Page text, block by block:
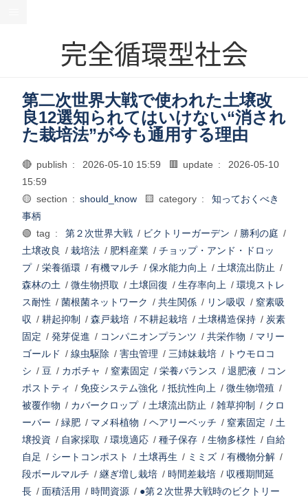
完全循環型社会
第二次世界大戦で使われた土壌改
良12選知られてはいけない“消され
た栽培法”が今も通用する理由
🔴 publish : 2026-05-10 15:59 🟥 update :
2026-05-10
15:59
🟡 section : should_know 🟨 category :
知っておくべき
事柄
🟢 tag :
第２次世界大戦 / ビクトリーガーデン / 勝利の庭 /
土壌改良 / 栽培法 / 肥料産業 / チョップ・アンド・ドロッ
プ/ 栄養循環 / 有機マルチ / 保水能力向上 / 土壌流出防止 /
森林の土 / 微生物摂取 / 土壌回復 / 生存率向上 / 環境ストレ
ス耐性 / 菌根菌ネットワーク / 共生関係 / リン吸収 / 窒素吸
収 / 耕起抑制 / 森戸栽培 / 不耕起栽培 / 土壌構造保持 / 炭素
固定 / 発芽促進 / コンパニオンプランツ / 共栄作物 / マリー
ゴールド / 線虫駆除 / 害虫管理 / 三姉妹栽培 / トウモロコ
シ / 豆 / カボチャ / 窒素固定 / 栄養バランス / 退肥液 / コン
ポストティ
/ 免疫システム強化 / 抵抗性向上 / 微生物増殖 /
被覆作物 / カバークロップ/ 土壌流出防止 / 雑草抑制 / クロ
ーバー / 緑肥 / マメ科植物 / ヘアリーベッチ / 窒素固定 / 土
壌投資 / 自家採取 / 環境適応 / 種子保存 / 生物多様性 / 自給
自足 / シートコンポスト / 土壌再生 / ミミズ / 有機物分解 /
段ボールマルチ / 継ぎ増し栽培 / 時間差栽培 / 収穫期間延
長 / 面積活用 / 時間資源 / ●第２次世界大戦時のビクトリー